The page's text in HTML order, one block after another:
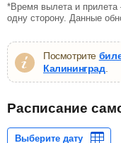
*Время вылета и
одну сторону. Данные
Посмотрите
Калининград.
Расписание